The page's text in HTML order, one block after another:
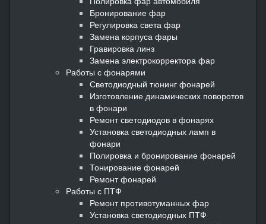
Бронирование фар
Регулировка света фар
Замена корпуса фары
Гравировка линз
Замена электрокорректора фар
Работы с фонарями
Светодиодный тюнинг фонарей
Изготовление динамических поворотов
в фонари
Ремонт светодиодов в фонарях
Установка светодиодных ламп в
фонари
Полировка и бронирование фонарей
Тонирование фонарей
Ремонт фонарей
Работы с ПТФ
Ремонт противотуманных фар
Установка светодиодных ПТФ